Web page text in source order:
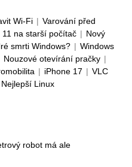
Wi-Fi | Varování před
11 na starší počítač | Nový
smrti Windows? | Windows
Nouzové otevírání pračky |
| iPhone 17 | VLC
Nejlepší Linux
robot má ale